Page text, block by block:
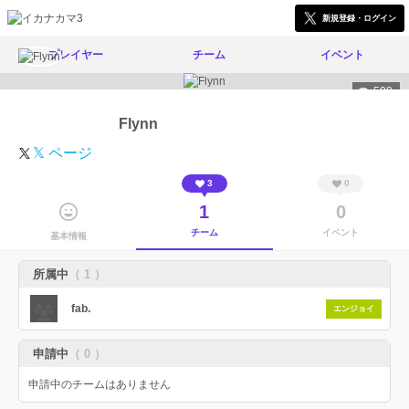
新規登録・ログイン
プレイヤー チーム イベント
598
Flynn
𝕏 ページ
基本情報
3
1
チーム
0
0
イベント
所属中 （ 1 ）
fab. エンジョイ
申請中 （ 0 ）
申請中のチームはありません